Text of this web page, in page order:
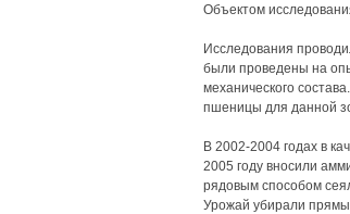
Объектом
Исследования
были проведены на
механического
пшеницы для данной
В 2002-2004 годах в
2005 году вносили
рядовым способом
Урожай убирали